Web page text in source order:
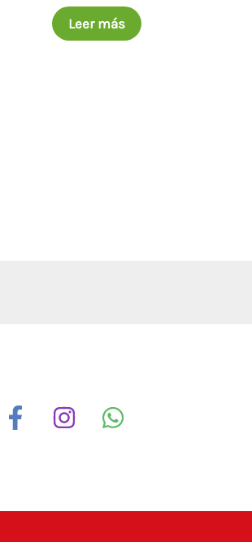
Leer más